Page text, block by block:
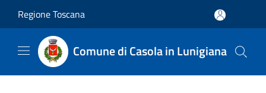
Regione Toscana
Comune di Casola in Lunigiana